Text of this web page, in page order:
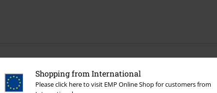
Shopping from International
Please click here to visit EMP Online Shop for customers from
Nytt Bandmerch Hushållsartiklar